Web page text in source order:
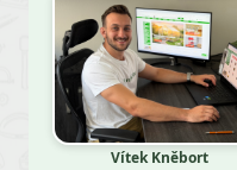
Vítek Kněbort